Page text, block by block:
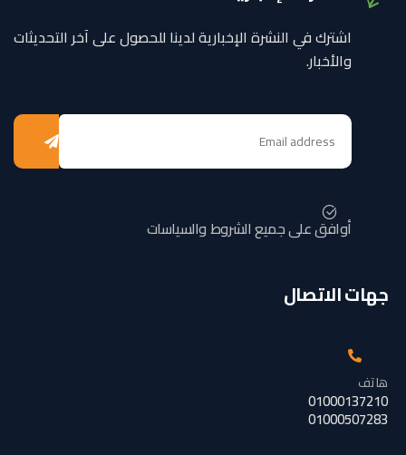
اشترك في النشرة الإخبارية لدينا للحصول على آخر التحديثات
والأخبار.
أوافق على جميع الشروط والسياسات
جهات الاتصال
هاتف
01000137210
01000507283